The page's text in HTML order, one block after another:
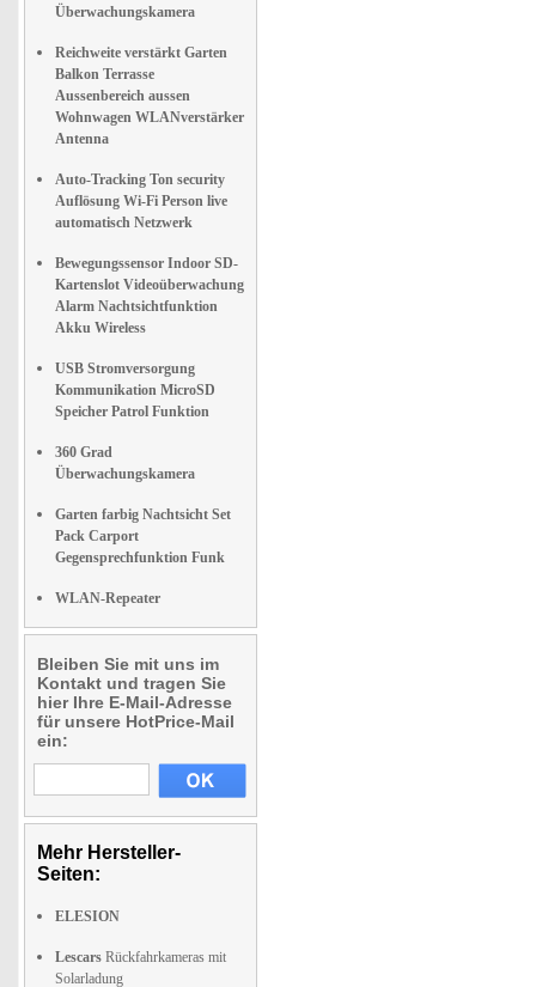
Überwachungskamera
Reichweite verstärkt Garten
Balkon Terrasse
Aussenbereich aussen
Wohnwagen WLANverstärker
Antenna
Auto-Tracking Ton security
Auflösung Wi-Fi Person live
automatisch Netzwerk
Bewegungssensor Indoor SD-
Kartenslot Videoüberwachung
Alarm Nachtsichtfunktion
Akku Wireless
USB Stromversorgung
Kommunikation MicroSD
Speicher Patrol Funktion
360 Grad
Überwachungskamera
Garten farbig Nachtsicht Set
Pack Carport
Gegensprechfunktion Funk
WLAN-Repeater
Bleiben Sie mit uns im
Kontakt und tragen Sie
hier Ihre E-Mail-Adresse
für unsere HotPrice-Mail
ein:
Mehr Hersteller-
Seiten:
ELESION
Lescars Rückfahrkameras mit
Solarladung